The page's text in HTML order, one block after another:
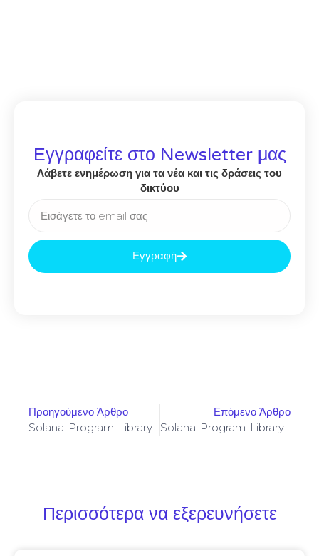
Εγγραφείτε στο Newsletter μας
Λάβετε ενημέρωση για τα νέα και τις δράσεις του
δικτύου
Εγγραφή
Προηγούμενο Άρθρο
Solana-Program-Library: FAILED TO BUILD SPL-GOVERNANCE-ADDIN-MOCK PROGRAM [SOLVED]
Επόμενο Άρθρο
Solana-Program-Library: FAILED TO BUILD SPL-GOVERNANCE-ADDIN-MOCK PROGRAM [SOLVED]
Περισσότερα να εξερευνήσετε